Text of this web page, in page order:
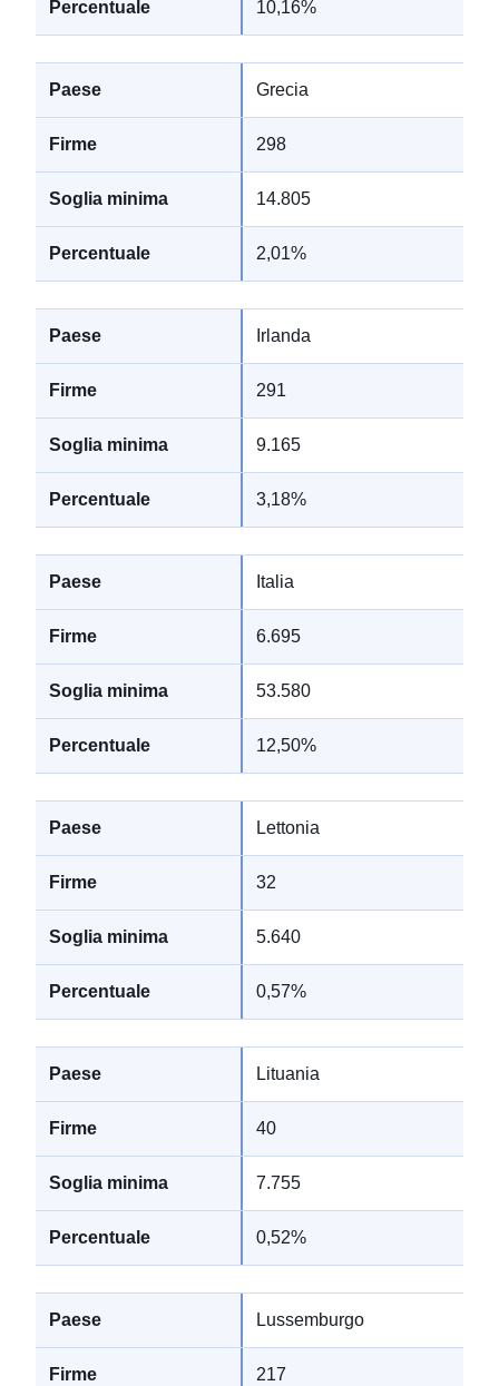
10,16%
Grecia
298
14.805
2,01%
Irlanda
291
9.165
3,18%
Italia
6.695
53.580
12,50%
Lettonia
32
5.640
0,57%
Lituania
40
7.755
0,52%
Lussemburgo
217